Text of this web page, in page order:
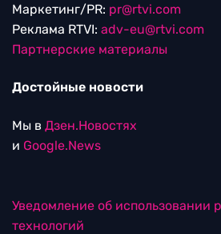
Маркетинг/PR: pr@rtvi.com
Реклама RTVI: adv-eu@rtvi.com
Партнерские материалы
Достойные новости
Мы в Дзен.Новостях
и Google.News
Уведомление об использовании
технологий